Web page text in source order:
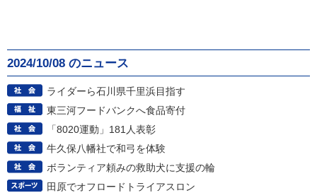
2024/10/08 のニュース
ライダーら石川県千里浜目指す
東三河フードバンクへ食品寄付
「8020運動」181人表彰
牛久保八幡社で和弓を体験
ボランティア頼みの救助犬に支援の輪
田原でオフロードトライアスロン